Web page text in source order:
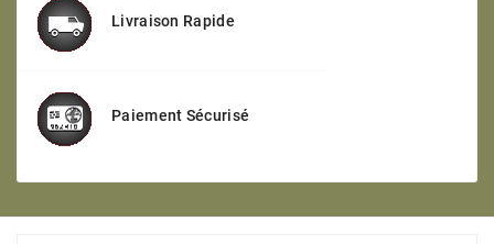
Livraison Rapide
Paiement Sécurisé